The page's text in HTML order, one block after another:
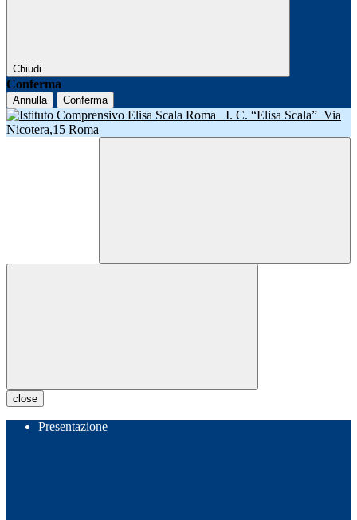
Chiudi
Conferma
Annulla Conferma
I. C. “Elisa Scala” Via
Nicotera,15 Roma
close
Presentazione